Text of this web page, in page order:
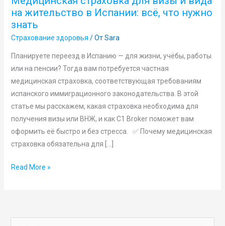
на жительство в Испании: всё, что нужно
знать
Страхование здоровья / ОтSara
Планируете переезд в Испанию — для жизни, учёбы, работы
или на пенсии? Тогда вам потребуется частная
медицинская страховка, соответствующая требованиям
испанского иммиграционного законодательства. В этой
статье мы расскажем, какая страховка необходима для
получения визы или ВНЖ, и как C1 Broker поможет вам
оформить её быстро и без стресса. ✅ Почему медицинская
страховка обязательна для […]
визы
и
вида
на
жительство
знать
Read More »